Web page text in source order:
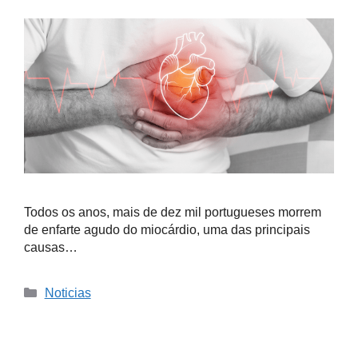
Todos os anos, mais de dez mil portugueses morrem
de enfarte agudo do miocárdio, uma das principais
causas…
Noticias